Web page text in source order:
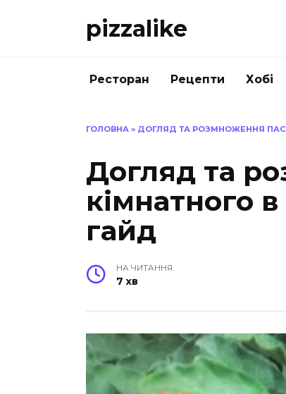
pizzalike
Ресторан Рецепти Хобі
ГОЛОВНА » ДОГЛЯД ТА РОЗМНОЖЕННЯ
Догляд та
кімнатного
гайд
НА ЧИТАННЯ
7 хв